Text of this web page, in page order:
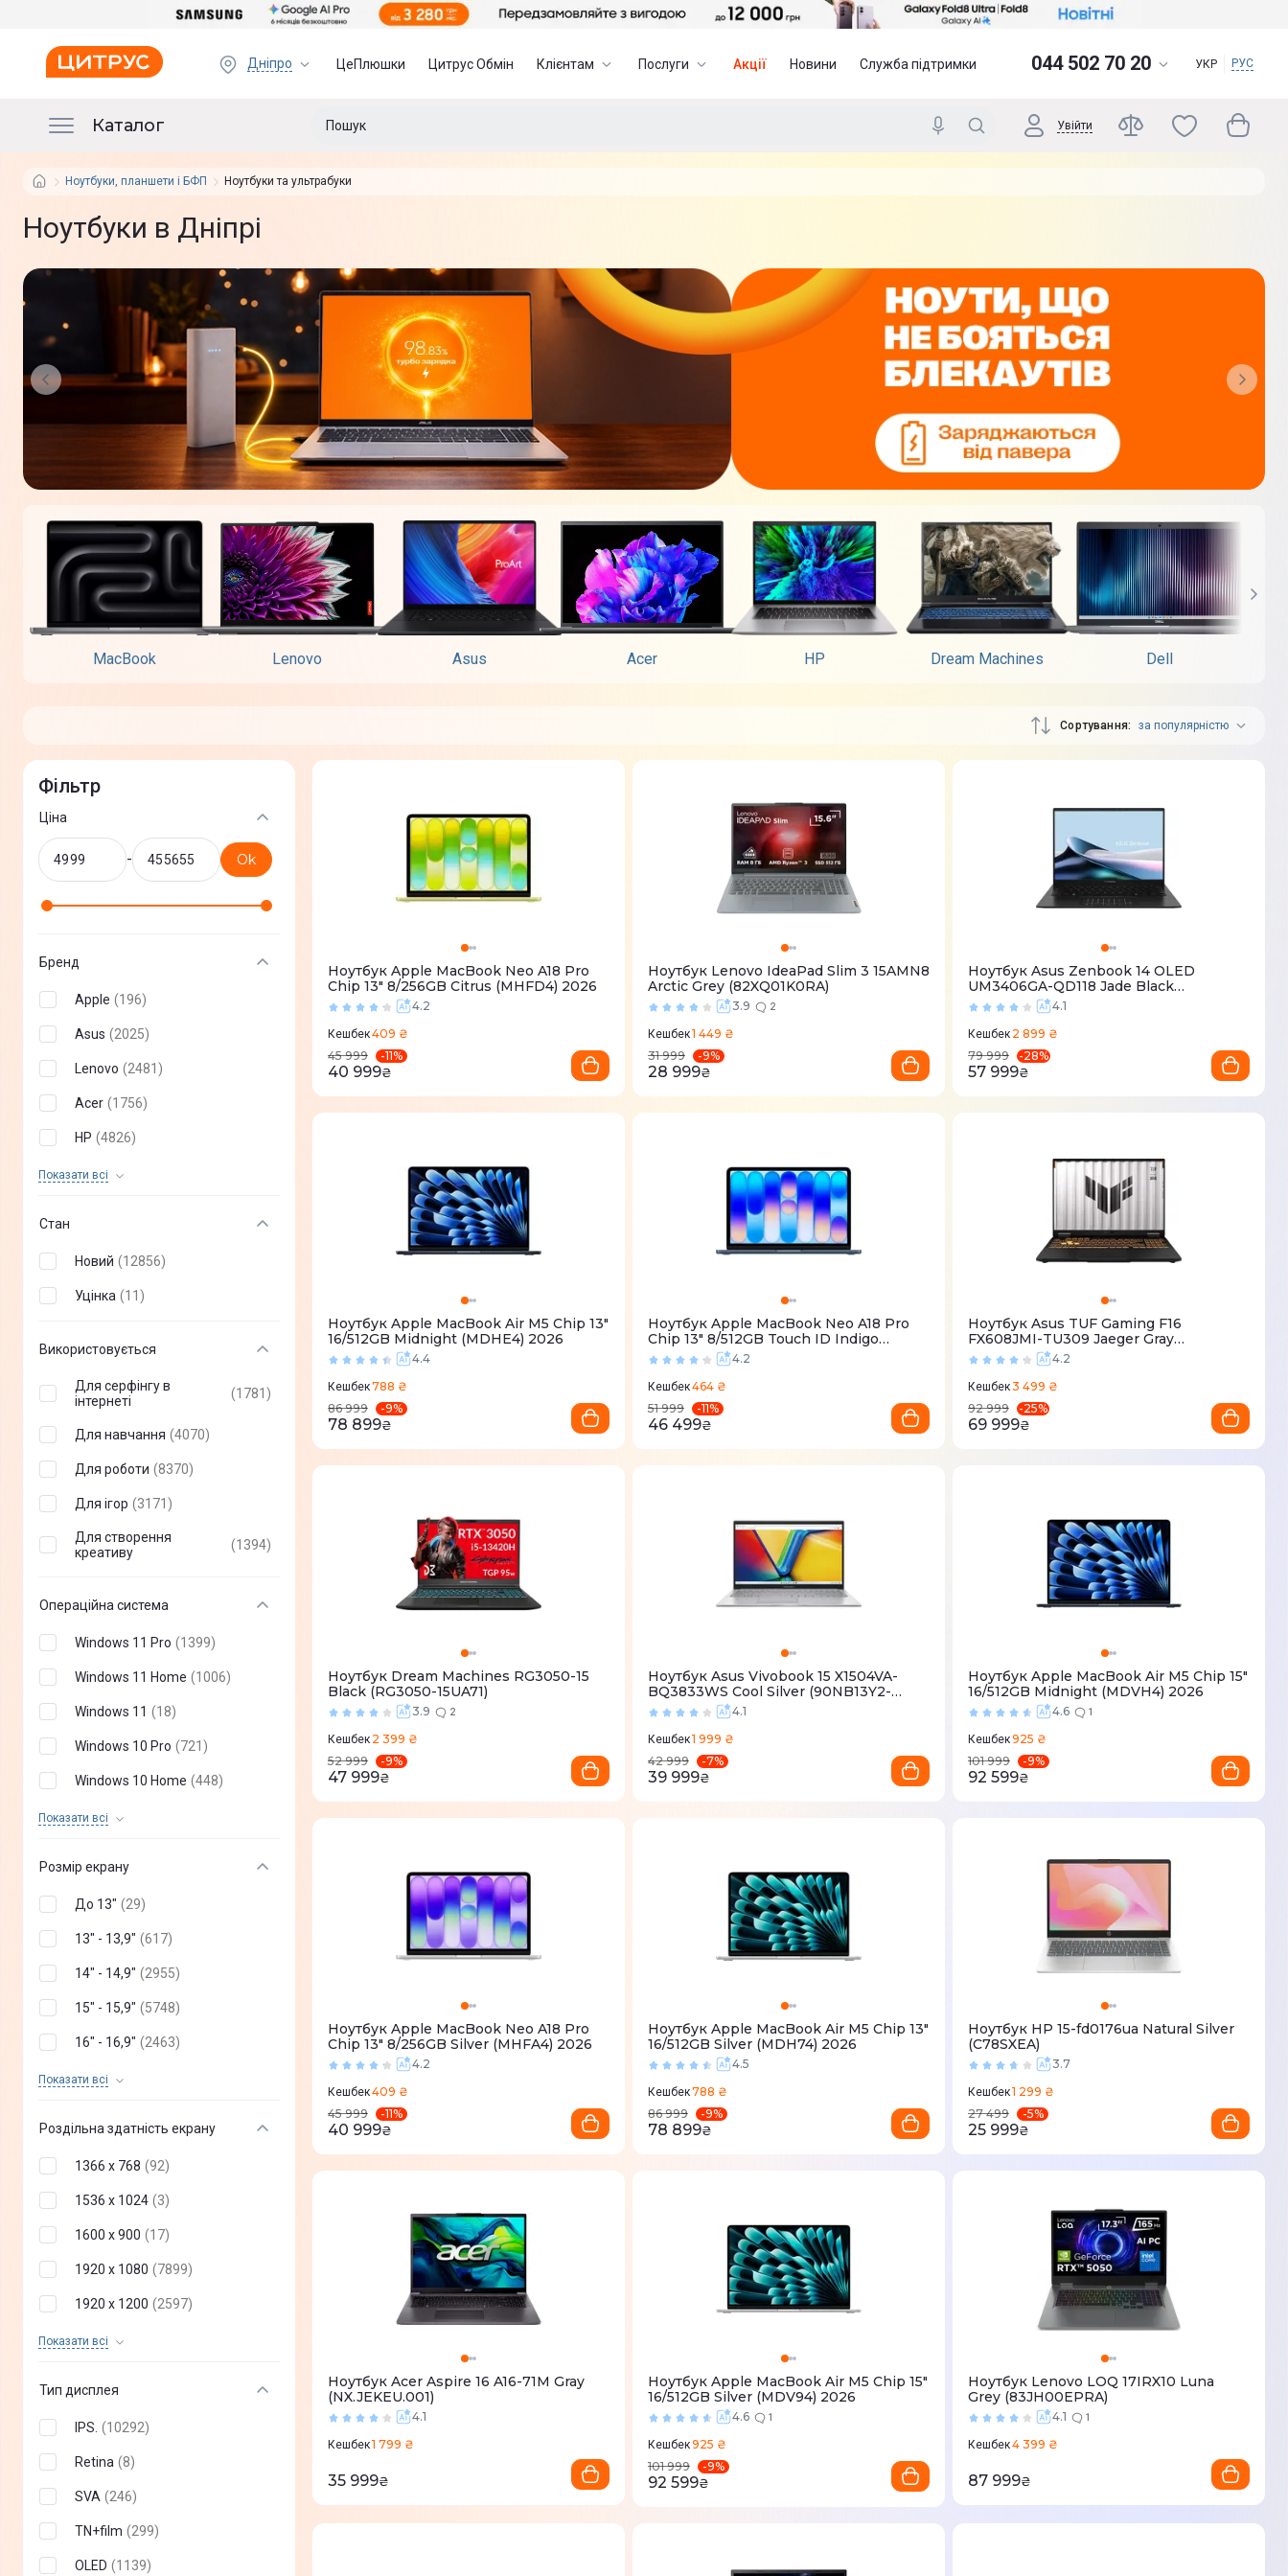
Дніпро ЦеПлюшки Цитрус Обмін Клієнтам Послуги Акції Новини Служба підтримки 044 502 70 20 УКР РУС
Каталог Увійти
Ноутбуки, планшети і БФП Ноутбуки та ультрабуки
Ноутбуки в Дніпрі
MacBook Lenovo Asus Acer HP Dream Machines Dell
Сортування за популярністю
Фільтр
Ціна
- Ok
Бренд
Apple (196)
Asus (2025)
Lenovo (2481 )
Acer (1756)
HP (4826)
Показати всi
Dell (628
Prestigio ( 5)
Honor (1 )
Haier
Durabook
CHUWI INNOVATION
LIMITED
realme 2)
Xiaomi )
Стан
Новий (12856)
Уцінка (11 )
Використовується
Для серфінгу в
інтернеті
(1781 )
Для навчання (4070)
Для роботи (8370)
Для ігор (3171 )
Для створення
креативу
(1394)
Операційна система
Windows 11 Pro (1399)
Windows 11 Home (1006)
Windows 11 (18)
Windows 10 Pro (721 )
Windows 10 Home (448)
Показати всiWindows 10
Ubuntu
Linux (435)
Без ОС (8303)
Розмір екрану
До 13" (29)
13" - 13,9" (617)
14" - 14,9" (2955)
15" - 15,9" (5748)
16" - 16,9" (2463)
Показати всi
17" - 17,9"
Роздільна здатність екрану
1366 x 768 (92)
1536 х 1024 (3)
1600 x 900 (17)
1920 x 1080 (7899)
1920 x 1200 (2597)
Показати всi1920 x 1280
Тип дисплея
IPS. (10292)
Retina (8)
SVA (246)
TN+film (299)
OLED (1139)
Ноутбук Apple MacBook Neo A18 Pro
Chip 13" 8/256GB Citrus (MHFD4) 2026
4.2
Кешбек409 ₴
45 999
-11%
40 999₴
Ноутбук Lenovo IdeaPad Slim 3 15AMN8
Arctic Grey (82XQ01K0RA)
3.9 2
Кешбек1 449 ₴
31 999
-9%
28 999₴
Ноутбук Asus Zenbook 14 OLED
UM3406GA-QD118 Jade Black
(90NB17R1-M009W0)
4.1
Кешбек 2 899 ₴
79 999
-28%
57 999₴
Ноутбук Apple MacBook Air M5 Chip 13"
16/512GB Midnight (MDHE4) 2026
4.4
Кешбек788 ₴
86 999
-9%
78 899₴
Ноутбук Apple MacBook Neo A18 Pro
Chip 13" 8/512GB Touch ID Indigo
(MHFG4) 2026
4.2
Кешбек464 ₴
51 999
-11%
46 499₴
Ноутбук Asus TUF Gaming F16
FX608JMI-TU309 Jaeger Gray
(90NR0NB1-M00H80)
4.2
Кешбек3 499 ₴
92 999
-25%
69 999₴
Ноутбук Dream Machines RG3050-15
Black (RG3050-15UA71)
3.9 2
Кешбек 2 399 ₴
52 999
-9%
47 999₴
Ноутбук Asus Vivobook 15 X1504VA-
BQ3833WS Cool Silver (90NB13Y2-
M01D90)
4.1
Кешбек1 999 ₴
42 999
-7%
39 999₴
Ноутбук Apple MacBook Air M5 Chip 15"
16/512GB Midnight (MDVH4) 2026
4.6 1
Кешбек925 ₴
101 999
-9%
92 599₴
Ноутбук Apple MacBook Neo A18 Pro
Chip 13" 8/256GB Silver (MHFA4) 2026
4.2
Кешбек409 ₴
45 999
-11%
40 999₴
Ноутбук Apple MacBook Air M5 Chip 13"
16/512GB Silver (MDH74) 2026
4.5
Кешбек788 ₴
86 999
-9%
78 899₴
Ноутбук HP 15-fd0176ua Natural Silver
(C78SXEA)
3.7
Кешбек1 299 ₴
27 499
-5%
25 999₴
Ноутбук Acer Aspire 16 A16-71M Gray
(NX.JEKEU.001)
4.1
Кешбек1 799 ₴
35 999₴
Ноутбук Apple MacBook Air M5 Chip 15"
16/512GB Silver (MDV94) 2026
4.6 1
Кешбек925 ₴
101 999
-9%
92 599₴
Ноутбук Lenovo LOQ 17IRX10 Luna
Grey (83JH00EPRA)
4.1 1
Кешбек4 399 ₴
87 999₴